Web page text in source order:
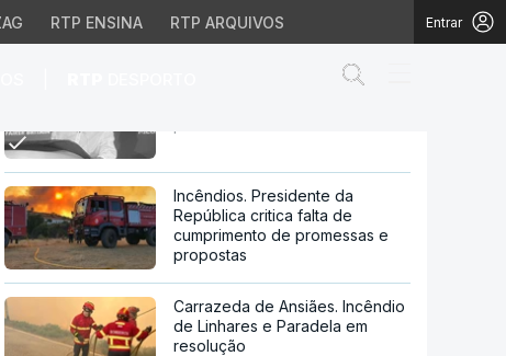
RTP ENSINA RTP ARQUIVOS Entrar
diz que é "a
Ameaças à liderança. Primeiro-
Incêndios. Presidente da
República critica falta de
cumprimento de promessas e
propostas
Carrazeda de Ansiães. Incêndio
de Linhares e Paradela em
resolução